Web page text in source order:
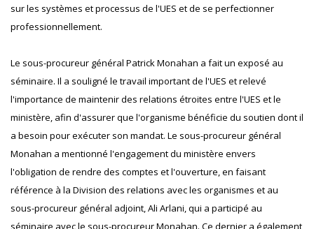
sur les systèmes et processus de l'UES et de se perfectionner
professionnellement.
Le sous-procureur général Patrick Monahan a fait un exposé au
séminaire. Il a souligné le travail important de l'UES et relevé
l'importance de maintenir des relations étroites entre l'UES et le
ministère, afin d'assurer que l'organisme bénéficie du soutien dont il
a besoin pour exécuter son mandat. Le sous-procureur général
Monahan a mentionné l'engagement du ministère envers
l'obligation de rendre des comptes et l'ouverture, en faisant
référence à la Division des relations avec les organismes et au
sous-procureur général adjoint, Ali Arlani, qui a participé au
séminaire avec le sous-procureur Monahan. Ce dernier a également